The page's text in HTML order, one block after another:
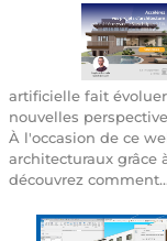
artificielle fait
nouvelles
À l'occasion de ce
architecturaux grâce
découvrez comment...